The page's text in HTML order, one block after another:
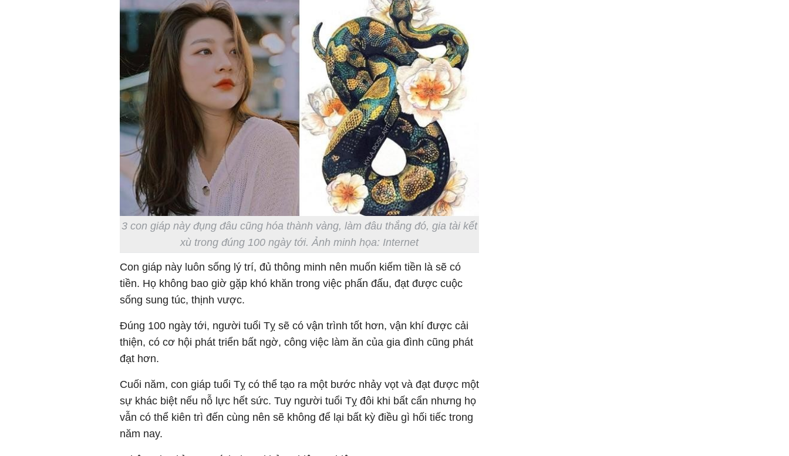
3 con giáp này đụng đâu cũng hóa thành vàng, làm đâu thắng đó, gia tài kết
xù trong đúng 100 ngày tới. Ảnh minh họa: Internet
Con giáp này luôn sống lý trí, đủ thông minh nên muốn kiếm tiền là sẽ có
tiền. Họ không bao giờ gặp khó khăn trong việc phấn đấu, đạt được cuộc
sống sung túc, thịnh vược.
Đúng 100 ngày tới, người tuổi Tỵ sẽ có vận trình tốt hơn, vận khí được cải
thiện, có cơ hội phát triển bất ngờ, công việc làm ăn của gia đình cũng phát
đạt hơn.
Cuối năm, con giáp tuổi Tỵ có thể tạo ra một bước nhảy vọt và đạt được một
sự khác biệt nếu nỗ lực hết sức. Tuy người tuổi Tỵ đôi khi bất cẩn nhưng họ
vẫn có thể kiên trì đến cùng nên sẽ không để lại bất kỳ điều gì hối tiếc trong
năm nay.